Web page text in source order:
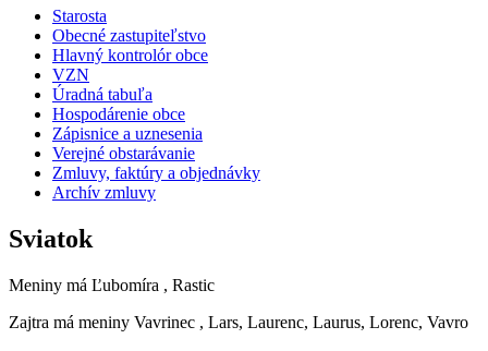
Starosta
Obecné zastupiteľstvo
Hlavný kontrolór obce
VZN
Úradná tabuľa
Hospodárenie obce
Zápisnice a uznesenia
Verejné obstarávanie
Zmluvy, faktúry a objednávky
Archív zmluvy
Sviatok
Meniny má Ľubomíra , Rastic
Zajtra má meniny Vavrinec , Lars, Laurenc, Laurus, Lorenc, Vavro